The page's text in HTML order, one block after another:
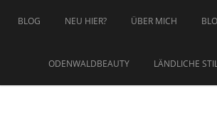
BLOG
NEU HIER? ÜBER MICH
ODENWALDBEAUTY LÄNDLICHE